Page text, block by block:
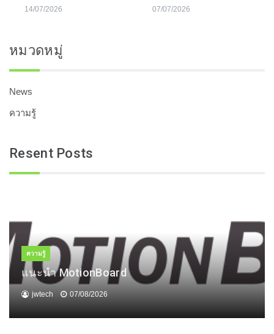
14/07/2026 07/07/2026
หมวดหมู่
News
ความรู้
Resent Posts
ความรู้
แนะนำ MotionBoard
jwtech 07/08/2026